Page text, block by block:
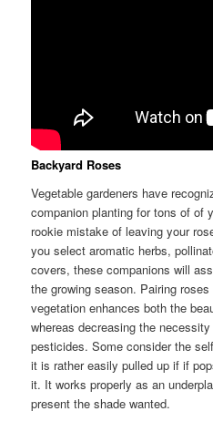
Backyard Roses
Vegetable gardeners have
companion planting for tons of of
rookie mistake of leaving your
you select aromatic herbs,
covers, these companions will
the growing season. Pairing
vegetation enhances both the
whereas decreasing the
pesticides. Some consider the
it is rather easily pulled up if if
it. It works properly as an
present the shade wanted.